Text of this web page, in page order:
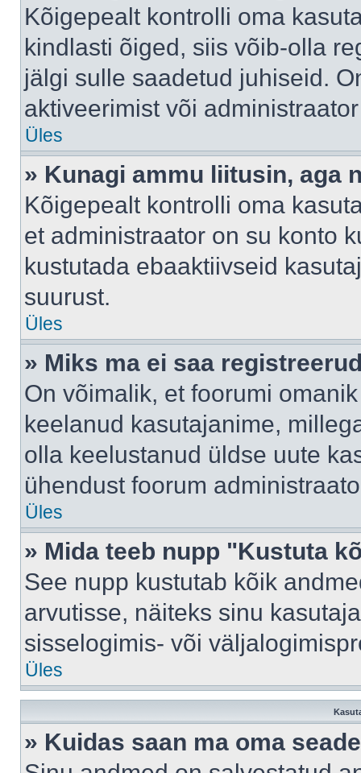
Kõigepealt kontrolli oma
kindlasti õiged, siis võib-olla
jälgi sulle saadetud juhiseid.
aktiveerimist või
Üles
» Kunagi ammu liitusin, aga
Kõigepealt kontrolli oma
et administraator on su konto
kustutada ebaaktiivseid
suurust.
Üles
» Miks ma ei saa
On võimalik, et foorumi
keelanud kasutajanime,
olla keelustanud üldse uute
ühendust foorum
Üles
» Mida teeb nupp "Kustuta
See nupp kustutab kõik
arvutisse, näiteks sinu
sisselogimis- või
Üles
» Kuidas saan ma oma